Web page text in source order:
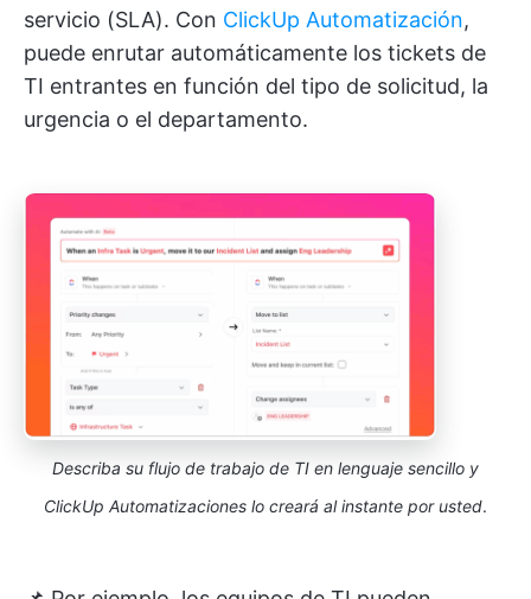
servicio (SLA). Con ClickUp Automatización,
puede enrutar automáticamente los tickets de
TI entrantes en función del tipo de solicitud, la
urgencia o el departamento.
Describa su flujo de trabajo de TI en lenguaje sencillo y
ClickUp Automatizaciones lo creará al instante por usted.